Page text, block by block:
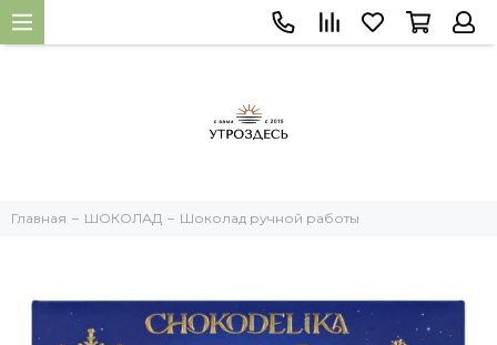
Главная ШОКОЛАД Шоколад ручной работы